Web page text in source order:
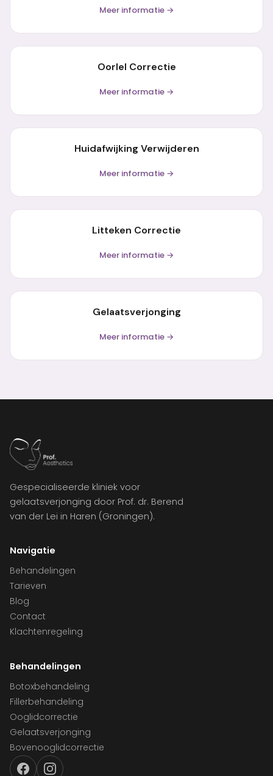
Meer informatie →
Oorlel Correctie
Meer informatie →
Huidafwijking Verwijderen
Meer informatie →
Litteken Correctie
Meer informatie →
Gelaatsverjonging
Meer informatie →
Gespecialiseerde kliniek voor
gelaatsverjonging door Prof. dr. Berend
van der Lei in Haren (Groningen).
Navigatie
Behandelingen
Tarieven
Blog
Contact
Klachtenregeling
Behandelingen
Botoxbehandeling
Fillerbehandeling
Ooglidcorrectie
Gelaatsverjonging
Bovenooglidcorrectie